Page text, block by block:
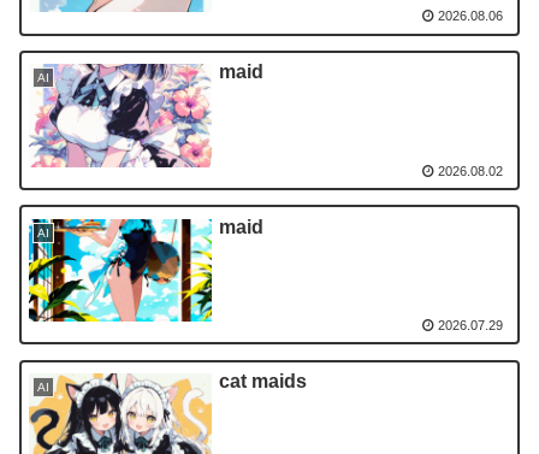
2026.08.06
AI maid
2026.08.02
AI maid
2026.07.29
AI cat maids